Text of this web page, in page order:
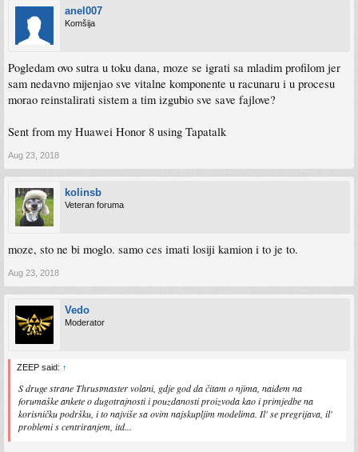
anel007
Komšija
Pogledam ovo sutra u toku dana, moze se igrati sa mladim profilom jer
sam nedavno mijenjao sve vitalne komponente u racunaru i u procesu
morao reinstalirati sistem a tim izgubio sve save fajlove?
Sent from my Huawei Honor 8 using Tapatalk
Aug 23, 2018
kolinsb
Veteran foruma
moze, sto ne bi moglo. samo ces imati losiji kamion i to je to.
Aug 23, 2018
Vedo
Moderator
ZEEP said: ↑
S druge strane Thrustmaster volani, gdje god da čitam o njima, naiđem na
forumaške ankete o dugotrajnosti i pouzdanosti proizvoda kao i primjedbe na
korisničku podršku, i to najviše sa ovim najskupljim modelima. Il' se pregrijava, il'
problemi s centriranjem, itd...